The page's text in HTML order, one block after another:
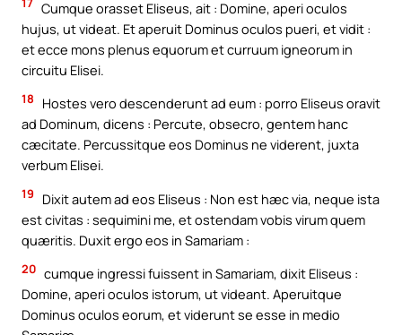
Cumque orasset Eliseus, ait : Domine, aperi oculos
hujus, ut videat. Et aperuit Dominus oculos pueri, et vidit :
et ecce mons plenus equorum et curruum igneorum in
circuitu Elisei.
18
Hostes vero descenderunt ad eum : porro Eliseus oravit
ad Dominum, dicens : Percute, obsecro, gentem hanc
cæcitate. Percussitque eos Dominus ne viderent, juxta
verbum Elisei.
19
Dixit autem ad eos Eliseus : Non est hæc via, neque ista
est civitas : sequimini me, et ostendam vobis virum quem
quæritis. Duxit ergo eos in Samariam :
20 cumque ingressi fuissent in Samariam, dixit Eliseus :
Domine, aperi oculos istorum, ut videant. Aperuitque
Dominus oculos eorum, et viderunt se esse in medio